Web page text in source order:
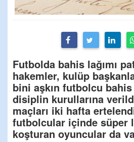
Futbolda bahis lağımı
hakemler, kulüp
bini aşkın futbolcu bahis
disiplin kurullarına
maçları iki hafta
futbolcular içinde süper
koşturan oyuncular da